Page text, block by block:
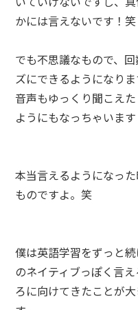
かには言えないです！笑
でも不思議なもので、
ズにできるようになり
音声もゆっくり聞こえ
ようにもなっちゃいます
本当言えるようになっ
ものですよ。笑
僕は英語学習をずっと
のネイティブっぽく言
ろに向けてきたことが